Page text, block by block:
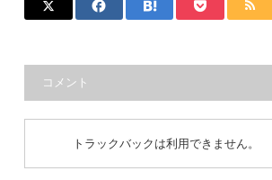
コメント
トラックバックは利用できません。